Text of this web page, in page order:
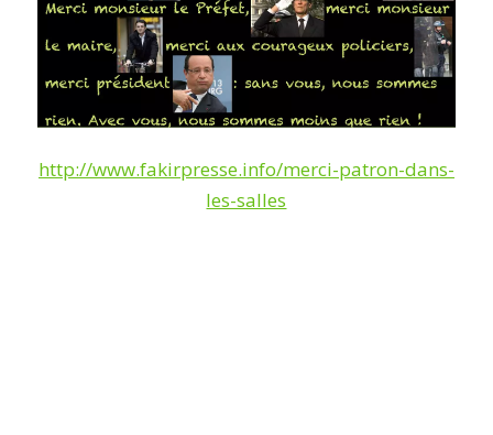
http://www.fakirpresse.info/merci-patron-dans-
les-salles